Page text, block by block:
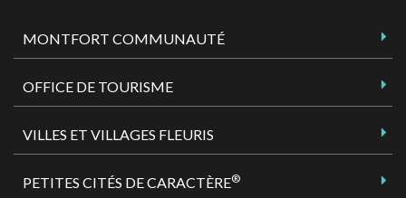
MONTFORT COMMUNAUTÉ
OFFICE DE TOURISME
VILLES ET VILLAGES FLEURIS
PETITES CITÉS DE CARACTÈRE®